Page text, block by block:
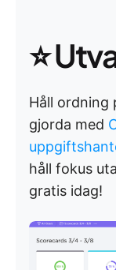
⭐
Håll ordning
gjorda med
håll fokus
gratis idag!